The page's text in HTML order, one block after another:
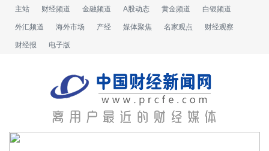
主站 财经频道 金融频道 A股动态 黄金频道 白银频道
外汇频道 海外市场 产经 媒体聚焦 名家观点 财经观察
财经报 电子版